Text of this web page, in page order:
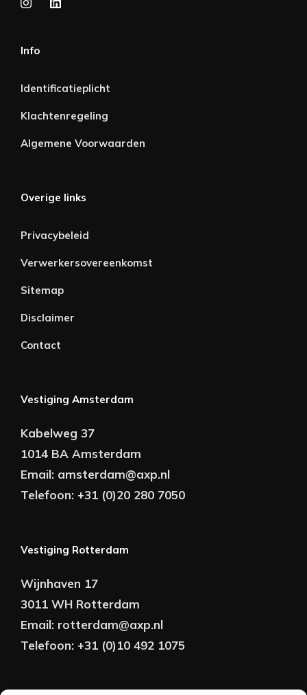
Info
Identificatieplicht
Klachtenregeling
Algemene Voorwaarden
Overige links
Privacybeleid
Verwerkersovereenkomst
Sitemap
Disclaimer
Contact
Vestiging Amsterdam
Kabelweg 37
1014 BA Amsterdam
Email: amsterdam@axp.nl
Telefoon: +31 (0)20 280 7050
Vestiging Rotterdam
Wijnhaven 17
3011 WH Rotterdam
Email: rotterdam@axp.nl
Telefoon: +31 (0)10 492 1075